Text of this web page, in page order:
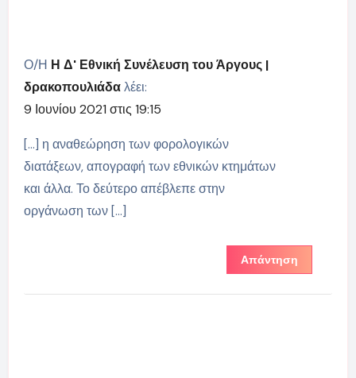
Ο/Η Η Δ' Εθνική Συνέλευση του Άργους |
δρακοπουλιάδα λέει:
9 Ιουνίου 2021 στις 19:15
[…] η αναθεώρηση των φορολογικών
διατάξεων, απογραφή των εθνικών κτημάτων
και άλλα. Το δεύτερο απέβλεπε στην
οργάνωση των […]
Απάντηση